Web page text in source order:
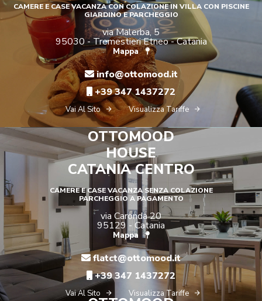
CAMERE E CASE VACANZA CON COLAZIONE IN VILLA CON PISCINE
GIARDINO E PARCHEGGIO
via Malerba, 5
95030 - Tremestieri Etneo - Catania
Mappa
info@ottomood.it
+39 347 1437272
Vai Al Sito Visualizza Tariffe
OTTOMOOD
HOUSE
CATANIA CENTRO
CAMERE E CASE VACANZA SENZA COLAZIONE
PARCHEGGIO A PAGAMENTO
via Caronda 20
95129 - Catania
Mappa
flatct@ottomood.it
+39 347 1437272
Vai Al Sito Visualizza Tariffe